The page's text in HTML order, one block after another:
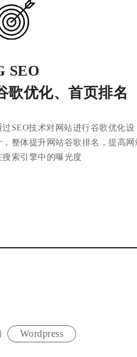
SEO
歌优化、首页排名
过SEO技术对网站进行谷歌优化设
，整体提升网站谷歌排名，提高网
搜索引擎中的曝光度
Wordpress